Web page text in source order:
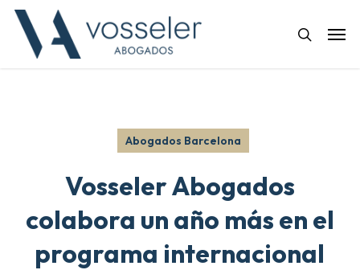
Skip
main
search
Abogados Barcelona
Vosseler Abogados
colabora un año más en el
programa internacional